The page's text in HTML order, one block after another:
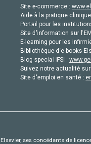
Site e-commerce :
Aide à la pratique
Portail pour les
Site d'information sur
E-learning pour les
Bibliothèque d'e-books
Blog special IFSI :
Suivez notre actualité
Site d'emploi en santé :
ses concédants de